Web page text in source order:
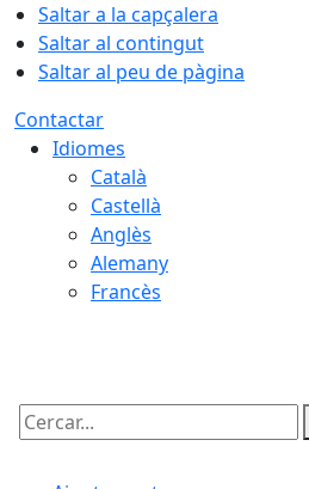
Saltar a la capçalera
Saltar al contingut
Saltar al peu de pàgina
Contactar
Idiomes
Català
Castellà
Anglès
Alemany
Francès
Cercar: